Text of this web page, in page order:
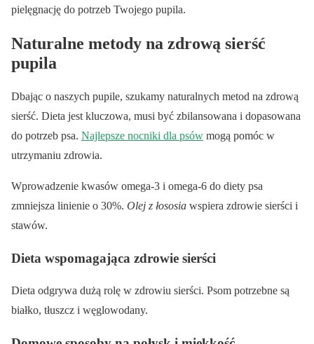
pielęgnację do potrzeb Twojego pupila.
Naturalne metody na zdrową sierść
pupila
Dbając o naszych pupile, szukamy naturalnych metod na zdrową
sierść. Dieta jest kluczowa, musi być zbilansowana i dopasowana
do potrzeb psa. Najlepsze nocniki dla psów mogą pomóc w
utrzymaniu zdrowia.
Wprowadzenie kwasów omega-3 i omega-6 do diety psa
zmniejsza linienie o 30%. Olej z łososia wspiera zdrowie sierści i
stawów.
Dieta wspomagająca zdrowie sierści
Dieta odgrywa dużą rolę w zdrowiu sierści. Psom potrzebne są
białko, tłuszcz i węglowodany.